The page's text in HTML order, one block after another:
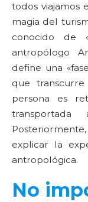
todos viajamos
magia del
conocido de
antropólogo
define una
que
persona es
explicar la
antropológica.
No